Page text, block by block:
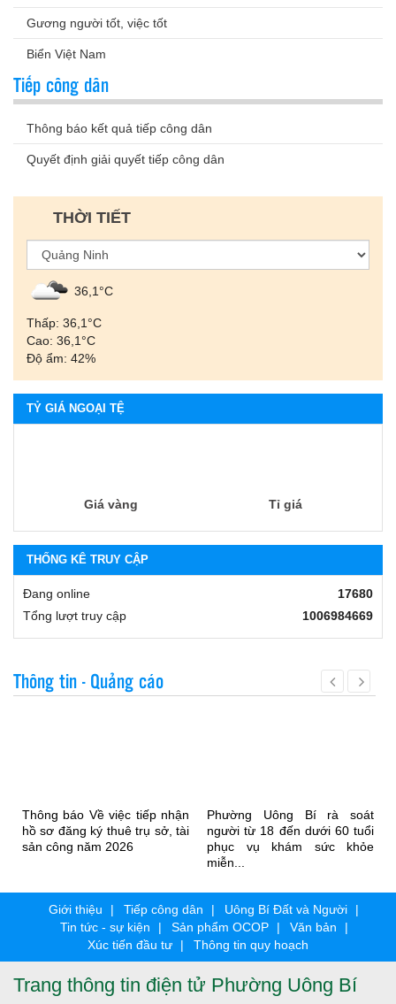
Gương người tốt, việc tốt
Biển Việt Nam
Tiếp công dân
Thông báo kết quả tiếp công dân
Quyết định giải quyết tiếp công dân
THỜI TIẾT
36,1°С
Thấp: 36,1°С
Cao: 36,1°С
Độ ẩm: 42%
TỶ GIÁ NGOẠI TỆ
Giá vàng Tỉ giá
THỐNG KÊ TRUY CẬP
Đang online
17680
Tổng lượt truy cập
1006984669
Thông tin - Quảng cáo
Thông báo Về việc tiếp nhận
hồ sơ đăng ký thuê trụ sở, tài
sản công năm 2026
Phường Uông Bí rà soát
người từ 18 đến dưới 60 tuổi
phục vụ khám sức khỏe
miễn...
Giới thiệu Tiếp công dân
Uông Bí Đất và Người
Tin tức - sự kiện
Sản phẩm OCOP
Văn bản
Xúc tiến đầu tư
Thông tin quy hoạch
Trang thông tin điện tử Phường Uông Bí